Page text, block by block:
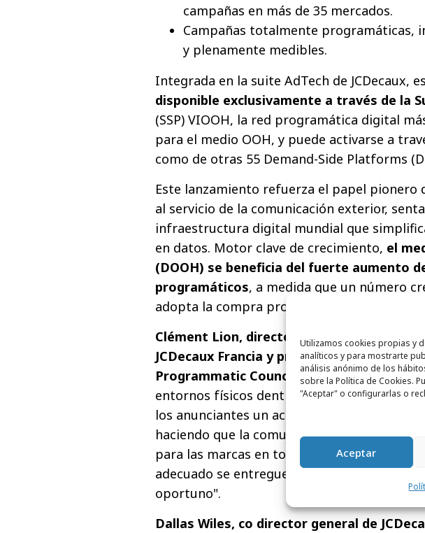
Utilizamos cookies propias y
analíticos y para mostrarte
análisis anónimo de los
sobre la Política de Cookies.
"Aceptar" o configurarlas o
Aceptar
campañas en más de 35 mercados.
Campañas totalmente programáticas,
y plenamente medibles.
Integrada en la suite AdTech de JCDecaux,
disponible exclusivamente a través de la
(SSP) VIOOH, la red programática digital
para el medio OOH, y puede activarse a
como de otras 55 Demand-Side Platforms
Este lanzamiento refuerza el papel pionero
al servicio de la comunicación exterior,
infraestructura digital mundial que
en datos. Motor clave de crecimiento, el
(DOOH) se beneficia del fuerte aumento
programáticos, a medida que un número
adopta la compra programática.
Clément Lion, director comercial de DOOH
JCDecaux Francia y presidente del Global
Programmatic Council (IPC), ha declarado:
entornos físicos dentro de un marco digital
los anunciantes un acceso sin precedentes a
haciendo que la comunicación exterior sea
para las marcas en todo el mundo. Esto
adecuado se entregue en el lugar correcto y
oportuno".
Dallas Wiles, co director general de